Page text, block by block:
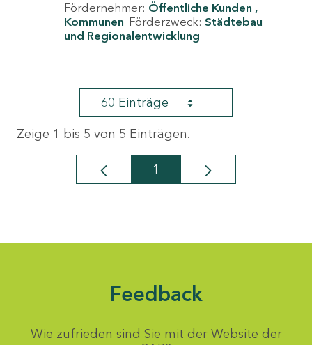
Fördernehmer: Öffentliche Kunden
Kommunen Förderzweck: Städtebau
und Regionalentwicklung
60 Einträge
Zeige 1 bis 5 von 5 Einträgen.
Seite
1
Feedback
Wie zufrieden sind Sie mit der Website der